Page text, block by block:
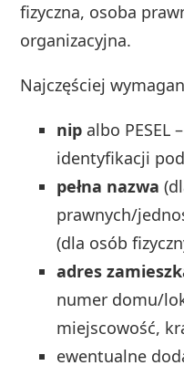
fizyczna, osoba
organizacyjna.
Najczęściej
nip albo PESEL
identyfikacji
pełna nazwa
prawnych/
(dla osób
adres
numer domu/
miejscowość,
ewentualne